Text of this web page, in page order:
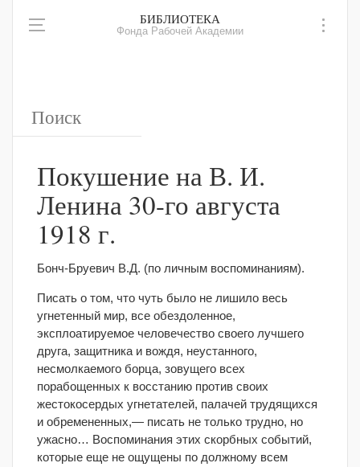
БИБЛИОТЕКА
Фонда Рабочей Академии
Покушение на В. И.
Ленина 30-го августа
1918 г.
Бонч-Бруевич В.Д. (по личным воспоминаниям).
Писать о том, что чуть было не лишило весь
угнетенный мир, все обездоленное,
эксплоатируемое человечество своего лучшего
друга, защитника и вождя, неустанного,
несмолкаемого борца, зовущего всех
порабощенных к восстанию против своих
жестокосердых угнетателей, палачей трудящихся
и обремененных,— писать не только трудно, но
ужасно… Воспоминания этих скорбных событий,
которые еще не ощущены по должному всем